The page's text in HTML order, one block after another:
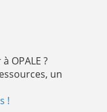
OPALE ?
un
!